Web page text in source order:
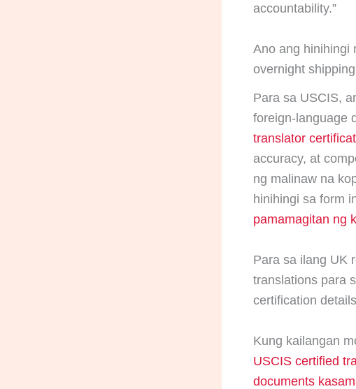
accountability.”
Ano ang hinihingi
overnight shipping
Para sa USCIS,
foreign-language
translator
accuracy, at
ng malinaw na
hinihingi sa form
pamamagitan ng
Para sa ilang UK
translations para
certification
Kung kailangan
USCIS certified
documents